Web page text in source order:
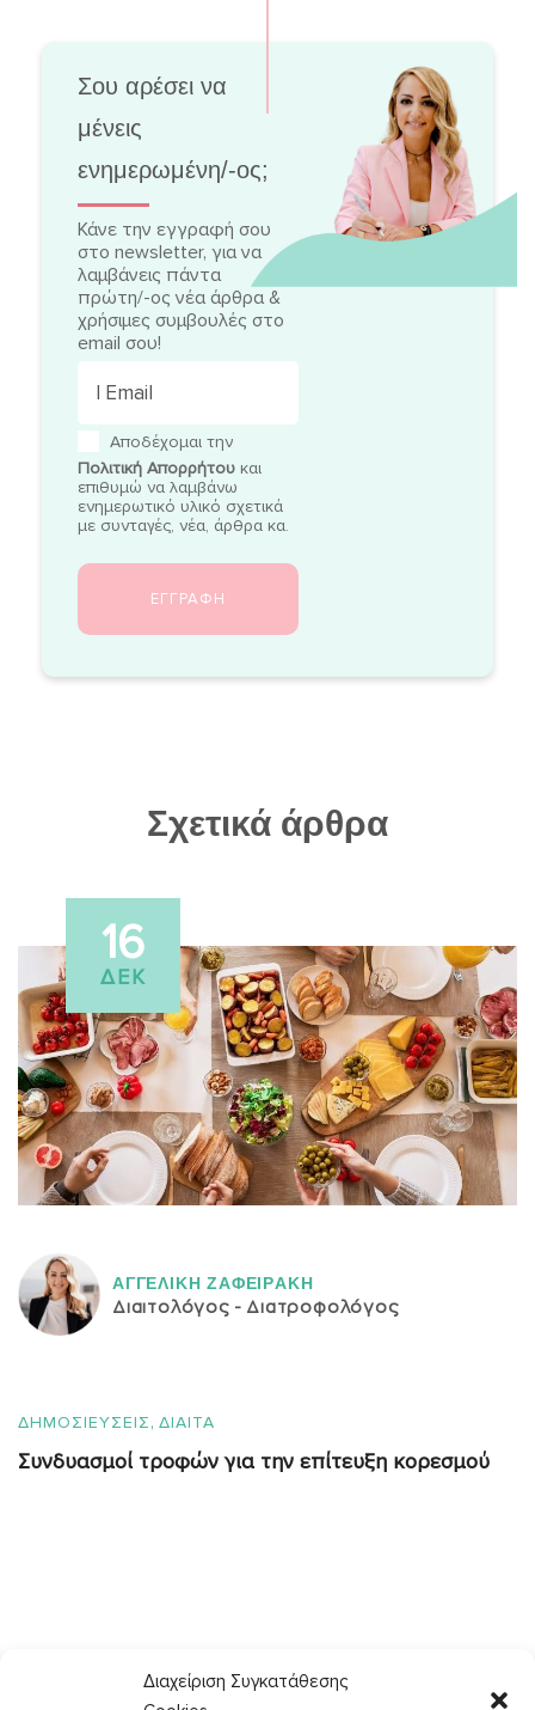
Διαχείριση Συγκατάθεσης
Σου αρέσει να
μένεις
ενημερωμένη/-ος;
Κάνε την εγγραφή σου
στο newsletter, για να
λαμβάνεις πάντα
πρώτη/-ος νέα άρθρα &
χρήσιμες συμβουλές στο
email σου!
Αποδέχομαι την
Πολιτική Απορρήτου και
επιθυμώ να λαμβάνω
ενημερωτικό υλικό σχετικά
με συνταγές, νέα, άρθρα κα.
Σχετικά άρθρα
ΑΓΓΕΛΙΚH ΖΑΦΕΙΡAΚΗ
Διαιτολόγος - Διατροφολόγος
16
ΔΕΚ
ΔΗΜΟΣΙΕΥΣΕΙΣ, ΔΙΑΙΤΑ
Συνδυασμοί τροφών για την επίτευξη κορεσμού
08